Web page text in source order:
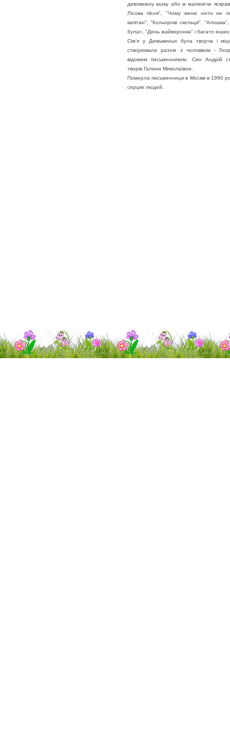
дивовижну казку або ж малюючи
Лісова пісня", "Чому мене ніхто не
капітан", "Кольорові скельця",
була», "День жайворонка" і багато
Сім'я у Демыкиных була творча і
створювала разом з чоловіком -
відомим письменником. Син Андрій
творів Галини Миколаївни.
Померла письменниця в Москві в 1990
серцях людей.